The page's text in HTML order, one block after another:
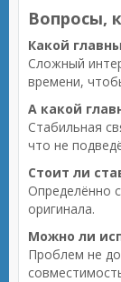
Вопросы,
Какой
Сложный
времени,
А какой
Стабильная
что не
Стоит ли
Определённо
оригинала.
Можно ли
Проблем не